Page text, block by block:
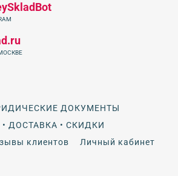
ДОКУМЕНТЫ
ДОСТАВКА • СКИДКИ
клиентов
Личный кабинет